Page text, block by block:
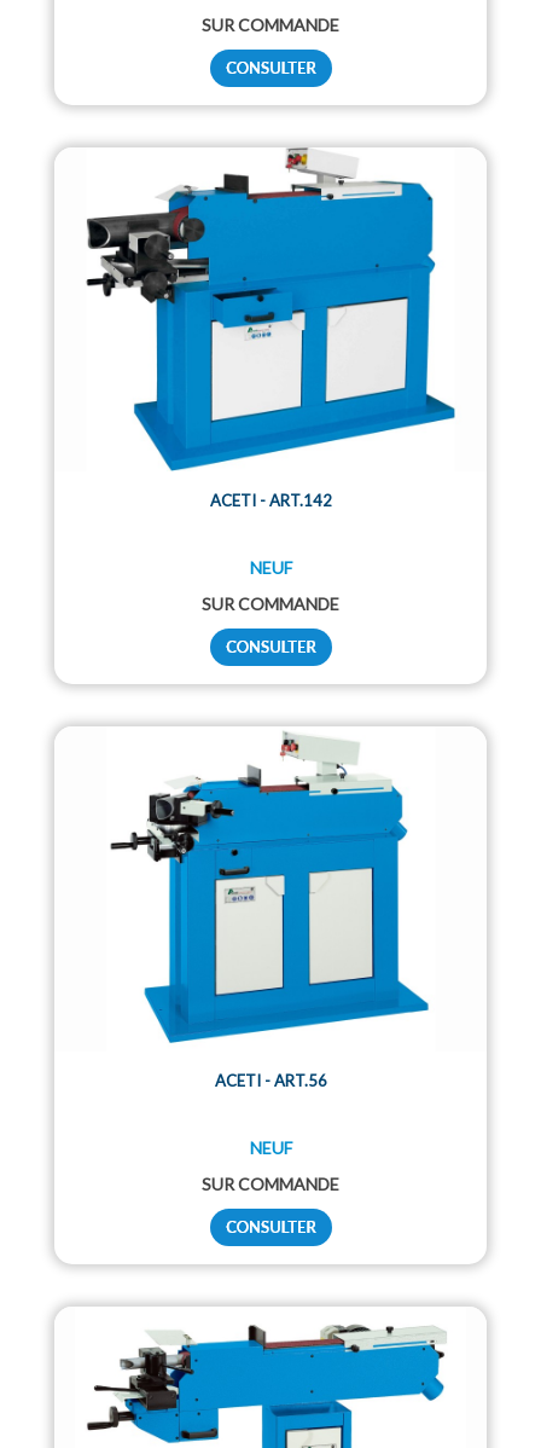
SUR COMMANDE
ACETI - ART.142
NEUF
SUR COMMANDE
ACETI - ART.56
NEUF
SUR COMMANDE